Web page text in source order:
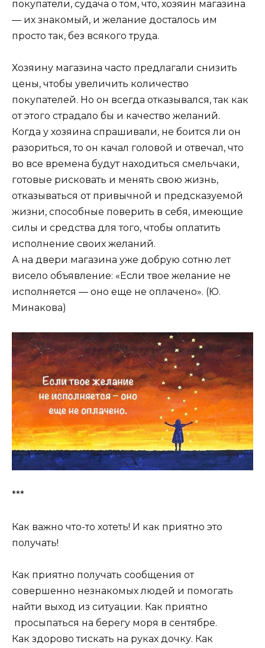
покупатели, судача о том, что, хозяин магазина
— их знакомый, и желание досталось им
просто так, без всякого труда.
Хозяину магазина часто предлагали снизить
цены, чтобы увеличить количество
покупателей. Но он всегда отказывался, так как
от этого страдало бы и качество желаний.
Когда у хозяина спрашивали, не боится ли он
разориться, то он качал головой и отвечал, что
во все времена будут находиться смельчаки,
готовые рисковать и менять свою жизнь,
отказываться от привычной и предсказуемой
жизни, способные поверить в себя, имеющие
силы и средства для того, чтобы оплатить
исполнение своих желаний.
А на двери магазина уже добрую сотню лет
висело объявление: «Если твое желание не
исполняется — оно еще не оплачено». (Ю.
Минакова)
***
Как важно что-то хотеть! И как приятно это
получать!
Как приятно получать сообщения от
совершенно незнакомых людей и помогать
найти выход из ситуации. Как приятно
просыпаться на берегу моря в сентябре.
Как здорово тискать на руках дочку. Как